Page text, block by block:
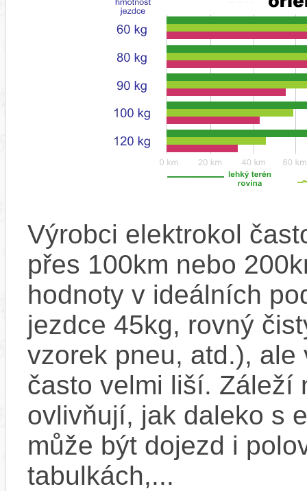
Výrobci elektrokol
přes 100km nebo
hodnoty v ideálních
jezdce 45kg, rovný
vzorek pneu, atd.),
často velmi liší. Záleží
ovlivňují, jak daleko s
může být dojezd i
tabulkách,...